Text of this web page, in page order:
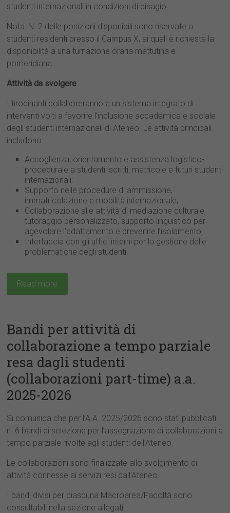
studenti internazionali in condizioni di disagio.
Nota: N. 2 delle posizioni disponibili sono riservate a
studenti residenti presso il Campus X, ai quali è richiesta la
disponibilità a una turnazione oraria mattutina e
pomeridiana.
Attività da svolgere:
I tirocinanti collaboreranno a un sistema integrato di
interventi volti a favorire l’inclusione accademica e sociale
degli studenti internazionali di Ateneo. Le attività principali
includono:
Accoglienza, orientamento e assistenza logistico-
procedurale a studenti iscritti, matricole e futuri studenti
internazionali;
Supporto nelle procedure di ammissione,
immatricolazione e mobilità internazionale;
Collaborazione alle attività di mediazione culturale,
tutoraggio personalizzato, supporto linguistico per
agevolare l’adattamento e prevenire l’isolamento;
Interfaccia con gli uffici interni per la gestione delle
problematiche degli studenti.
Read more
Bandi per attività di
collaborazione a tempo parziale
resa dagli studenti
(collaborazioni part-time) a.a.
2025-2026
Si comunica che per l’A.A. 2025/2026 sono stati pubblicati
n. 6 bandi di selezione per l’assegnazione di collaborazioni a
tempo parziale rivolte agli studenti dell’Ateneo.
Le collaborazioni sono finalizzate allo svolgimento di
attività connesse ai servizi resi dall’Ateneo.
I bandi divisi per ciascuna Macroarea/Facoltà sono
consultabili nella sezione allegati.